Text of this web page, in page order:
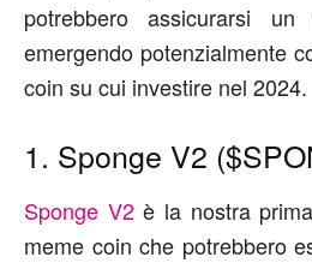
potrebbero assicurarsi
emergendo potenzialmente
coin su cui investire nel 2024.
1. Sponge V2
Sponge V2è la nostra
meme coin che potrebbero